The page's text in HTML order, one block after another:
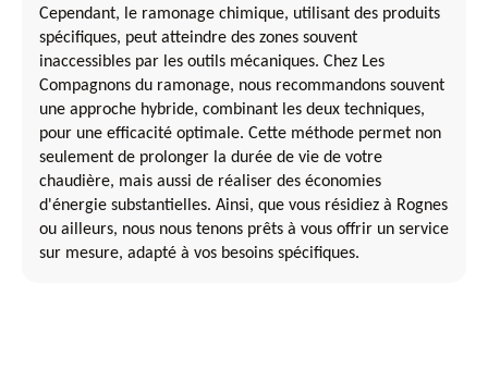
Cependant, le ramonage chimique, utilisant des produits
spécifiques, peut atteindre des zones souvent
inaccessibles par les outils mécaniques. Chez Les
Compagnons du ramonage, nous recommandons souvent
une approche hybride, combinant les deux techniques,
pour une efficacité optimale. Cette méthode permet non
seulement de prolonger la durée de vie de votre
chaudière, mais aussi de réaliser des économies
d'énergie substantielles. Ainsi, que vous résidiez à Rognes
ou ailleurs, nous nous tenons prêts à vous offrir un service
sur mesure, adapté à vos besoins spécifiques.